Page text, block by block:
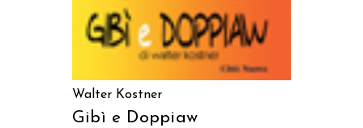
Walter Kostner
Gibì e Doppiaw